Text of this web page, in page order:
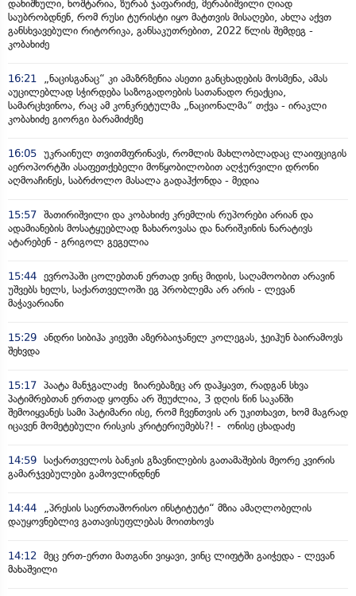
დანიშნული, ხოშტარია, ზურაბ ჯაფარიძე, მერაბიშვილი ღიად
საუბრობდნენ, რომ რუსი ტურისტი იყო მატთვის მისაღები, ახლა აქვთ
განსხვავებული რიტორიკა, განსაკუთრებით, 2022 წლის შემდეგ -
კობახიძე
16:21
„ნაცისგანაც“ კი ამაზრზენია ასეთი განცხადების მოსმენა, ამას
აუცილებლად სჭირდება საზოგადოების სათანადო რეაქცია,
სამარცხვინოა, რაც ამ კონკრეტულმა „ნაციონალმა“ თქვა - ირაკლი
კობახიძე გიორგი ბარამიძეზე
16:05 უკრაინულ თვითმფრინავს, რომლის მახლობლადაც ლაიფციგის
აეროპორტში ასაფეთქებელი მოწყობილობით აღჭურვილი დრონი
აღმოაჩინეს, საბრძოლო მასალა გადაჰქონდა - მედია
15:57 შათირიშვილი და კობახიძე კრემლის რუპორები არიან და
ადამიანების მოსატყუებლად ზახაროვასა და ნარიშკინის ნარატივს
ატარებენ - გრიგოლ გეგელია
15:44 ევროპაში ცოლებთან ერთად ვინც მიდის, საღამოობით არავინ
უშვებს ხელს, საქართველოში ეგ პრობლემა არ არის - ლევან
მაჭავარიანი
15:29 ანდრი სიბიჰა კიევში აზერბაიჯანელ კოლეგას, ჯეიჰუნ ბაირამოვს
შეხვდა
15:17 პაატა მანჯგალაძე ზიარებაზეც არ დაჰყავთ, რადგან სხვა
პატიმრებთან ერთად ყოფნა არ შეუძლია, 3 დღის წინ საკანში
შემოიყვანეს სამი პატიმარი ისე, რომ ჩვენთვის არ უკითხავთ, ხომ მაგრად
იცავენ მომეტებული რისკის კრიტერიუმებს?! - ონისე ცხადაძე
14:59 საქართველოს ბანკის გზავნილების გათამაშების მეორე კვირის
გამარჯვებულები გამოვლინდნენ
14:44
„პრესის საერთაშორისო ინსტიტუტი“ მზია ამაღლობელის
დაუყოვნებლივ გათავისუფლებას მოითხოვს
14:12
მეც ერთ-ერთი მათგანი ვიყავი, ვინც ლიფტში გაიჭედა - ლევან
მახაშვილი